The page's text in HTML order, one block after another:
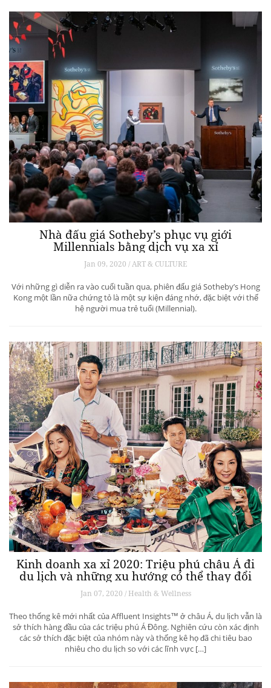
Nhà đấu giá Sotheby’s phục vụ giới
Millennials bằng dịch vụ xa xỉ
Jan 09, 2020 / ART & CULTURE
Với những gì diễn ra vào cuối tuần qua, phiên đấu giá Sotheby’s Hong
Kong một lần nữa chứng tỏ là một sự kiện đáng nhớ, đặc biệt với thế
hệ người mua trẻ tuổi (Millennial).
Kinh doanh xa xỉ 2020: Triệu phú châu Á đi
du lịch và những xu hướng có thể thay đổi
ngành du lịch thượng lưu
Jan 07, 2020 / Health & Wellness
Theo thống kê mới nhất của Affluent Insights™ ở châu Á, du lịch vẫn là
sở thích hàng đầu của các triệu phú Á Đông. Nghiên cứu còn xác định
các sở thích đặc biệt của nhóm này và thống kê họ đã chi tiêu bao
nhiêu cho du lịch so với các lĩnh vực […]